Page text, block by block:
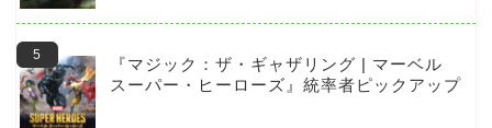
『マジック：ザ・ギャザリング | マーベル
スーパー・ヒーローズ』統率者ピックアップ